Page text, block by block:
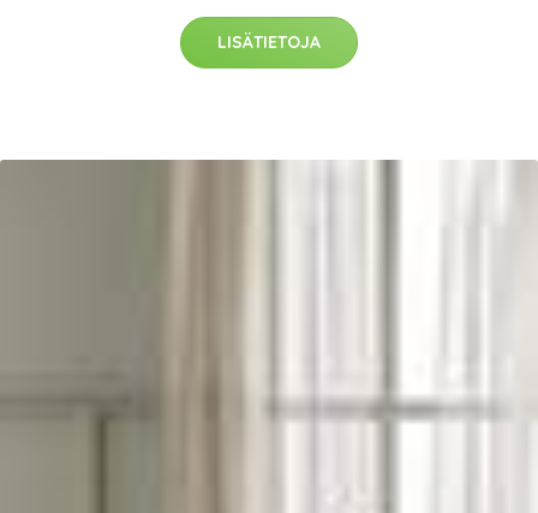
LISÄTIETOJA